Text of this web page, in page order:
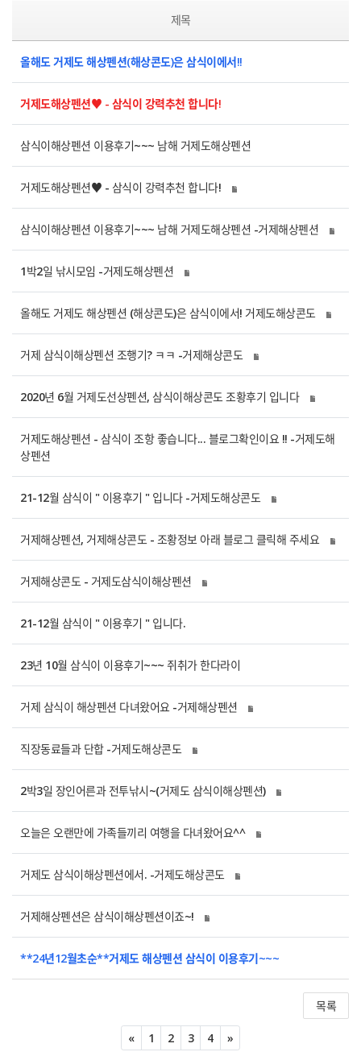
제목
올해도 거제도 해상펜션(해상콘도)은 삼식이에서!!
거제도해상펜션♥ - 삼식이 강력추천 합니다!
삼식이해상펜션 이용후기~~~ 남해 거제도해상펜션
거제도해상펜션♥ - 삼식이 강력추천 합니다!
삼식이해상펜션 이용후기~~~ 남해 거제도해상펜션 -거제해상펜션
1박2일 낚시모임 -거제도해상펜션
올해도 거제도 해상펜션 (해상콘도)은 삼식이에서! 거제도해상콘도
거제 삼식이해상펜션 조행기? ㅋㅋ -거제해상콘도
2020년 6월 거제도선상펜션, 삼식이해상콘도 조황후기 입니다
거제도해상펜션 - 삼식이 조항 좋습니다... 블로그확인이요 !! -거제도해
상펜션
21-12월 삼식이 " 이용후기 " 입니다 -거제도해상콘도
거제해상펜션, 거제해상콘도 - 조황정보 아래 블로그 클릭해 주세요
거제해상콘도 - 거제도삼식이해상펜션
21-12월 삼식이 " 이용후기 " 입니다.
23년 10월 삼식이 이용후기~~~ 쥐취가 한다라이
거제 삼식이 해상펜션 다녀왔어요 -거제해상펜션
직장동료들과 단합 -거제도해상콘도
2박3일 장인어른과 전투낚시~(거제도 삼식이해상펜션)
오늘은 오랜만에 가족들끼리 여행을 다녀왔어요^^
거제도 삼식이해상펜션에서. -거제도해상콘도
거제해상펜션은 삼식이해상펜션이죠~!
**24년12월초순**거제도 해상펜션 삼식이 이용후기~~~
목록
«Previous
1 2 3 4 »Next